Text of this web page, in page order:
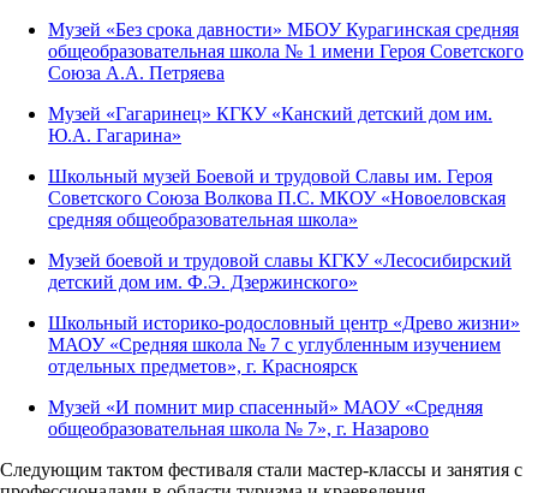
Музей «Без срока давности» МБОУ Курагинская средняя
общеобразовательная школа № 1 имени Героя Советского
Союза А.А. Петряева
Музей «Гагаринец» КГКУ «Канский детский дом им.
Ю.А. Гагарина»
Школьный музей Боевой и трудовой Славы им. Героя
Советского Союза Волкова П.С. МКОУ «Новоеловская
средняя общеобразовательная школа»
Музей боевой и трудовой славы КГКУ «Лесосибирский
детский дом им. Ф.Э. Дзержинского»
Школьный историко-родословный центр «Древо жизни»
МАОУ «Средняя школа № 7 с углубленным изучением
отдельных предметов», г. Красноярск
Музей «И помнит мир спасенный» МАОУ «Средняя
общеобразовательная школа № 7», г. Назарово
Следующим тактом фестиваля стали мастер-классы и занятия с